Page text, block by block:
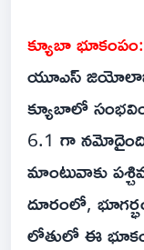
క్యూబా
యూఎస్
క్యూబాలో
6.1 గా
మాంటువాకు
దూరంలో,
లోతులో ఈ భూకంప